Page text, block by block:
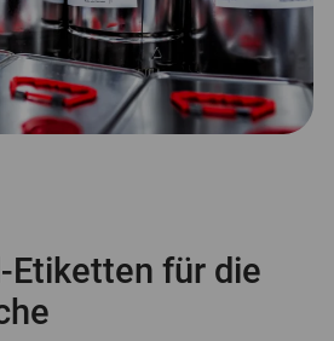
Etiketten für die